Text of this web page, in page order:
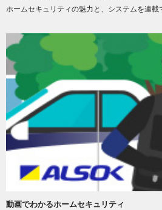
ホームセキュリティの魅力と、システムを連載
動画でわかるホームセキュリティ